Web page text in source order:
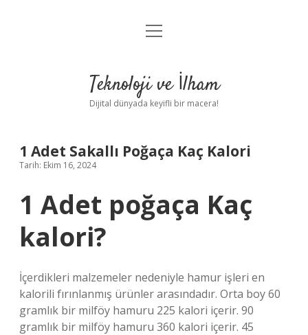
Anasayfa
Yasal Uyarı
menüyü
Teknoloji ve İlham
Dijital dünyada keyifli bir macera!
1 Adet Sakallı Poğaça Kaç Kalori
Tarih: Ekim 16, 2024
1 Adet poğaça Kaç
kalori?
İçerdikleri malzemeler nedeniyle hamur işleri en
kalorili fırınlanmış ürünler arasındadır. Orta boy 60
gramlık bir milföy hamuru 225 kalori içerir. 90
gramlık bir milföy hamuru 360 kalori içerir. 45